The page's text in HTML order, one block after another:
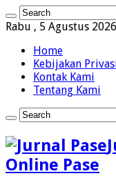
Rabu , 5 Agustus 2026
Home
Kebijakan
Kontak Kami
Tentang Kami
Online Pase